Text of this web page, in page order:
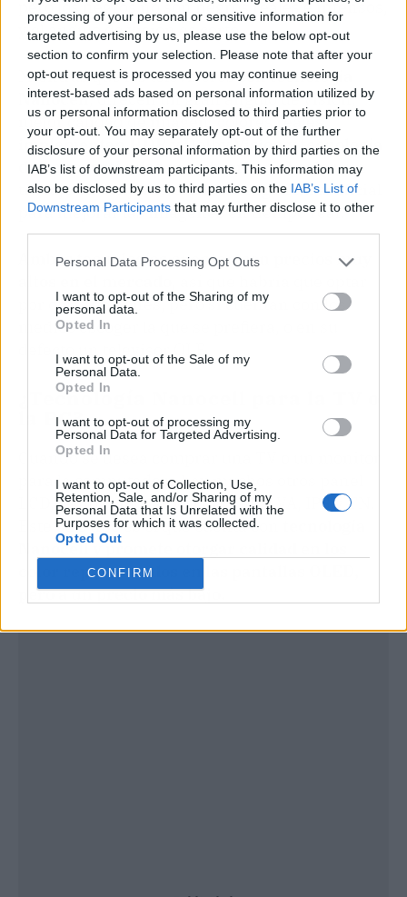
processing of your personal or sensitive information for
targeted advertising by us, please use the below opt-out
section to confirm your selection. Please note that after your
opt-out request is processed you may continue seeing
interest-based ads based on personal information utilized by
us or personal information disclosed to third parties prior to
your opt-out. You may separately opt-out of the further
disclosure of your personal information by third parties on the
IAB’s list of downstream participants. This information may
also be disclosed by us to third parties on the IAB’s List of
Downstream Participants that may further disclose it to other
Personal Data Processing Opt Outs
I want to opt-out of the Sharing of my
personal data.
Opted In
I want to opt-out of the Sale of my
Personal Data.
Opted In
I want to opt-out of processing my
Personal Data for Targeted Advertising.
Opted In
I want to opt-out of Collection, Use,
Retention, Sale, and/or Sharing of my
Personal Data that Is Unrelated with the
Purposes for which it was collected.
Opted Out
CONFIRM
pero los negros no son negros reales e intensos,
y el ángulo de visión es corto.
Mientras que los televisores contecnología
Nanocell, ofrecen un gran ángulo de visión,
mejor calidad de imagen, colores reales,
implementan HDR y Dolby Vision y tecnología
de nanopartículas que absorben el color , un
trabajo en conjunto con la inteligencia artificial
para mejorar las imágenes en tiempo real.
Ambas tecnologías cuentan con precios muy
por otras opciones, pero si cuentan con los
medios escoger la que se prefiera, o en su
¿Tecnología Nanocell para la TV o
la PC?
Cuando se desea comprar una TV o un monitor
para la computadora hay muchos otros panel
LCD, tanto como las ya conocidos VA, IPS y TN.
Este otro tipo es el que cuenta con
Nanocelly promete otorgar calidad en los
color representados en las pantallas OLED,
pero a un precio más bajo.